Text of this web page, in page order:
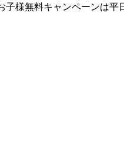
無料キャンペーンは平